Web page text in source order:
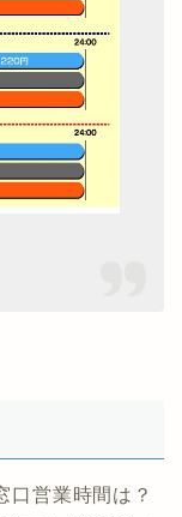
口営業時間は？